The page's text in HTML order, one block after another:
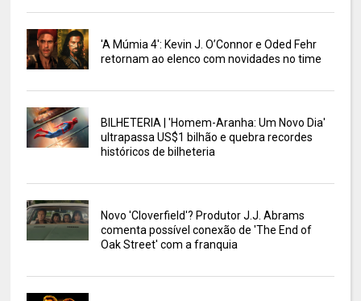
'A Múmia 4': Kevin J. O’Connor e Oded Fehr
retornam ao elenco com novidades no time
BILHETERIA | 'Homem-Aranha: Um Novo Dia'
ultrapassa US$1 bilhão e quebra recordes
históricos de bilheteria
Novo 'Cloverfield'? Produtor J.J. Abrams
comenta possível conexão de 'The End of
Oak Street' com a franquia